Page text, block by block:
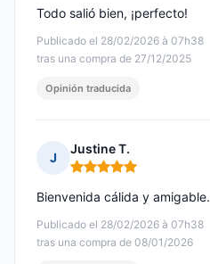
Publicado el 28/02/2026 à 07h38
tras una compra de 27/12/2025
Todo salió bien, ¡perfecto!
Opinión traducida
J
Justine T.
Nota: 5 de 5
Publicado el 28/02/2026 à 07h38
tras una compra de 08/01/2026
Bienvenida cálida y amigable.